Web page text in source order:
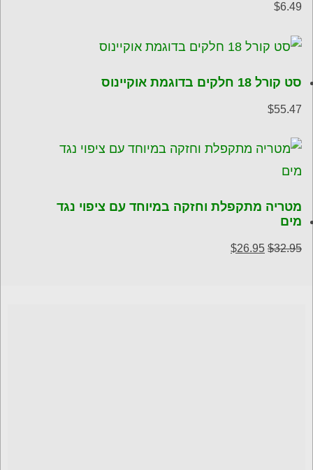
$6.49
סט קורל 18 חלקים בדוגמת אוקיינוס
$55.47
מטריה מתקפלת וחזקה במיוחד עם ציפוי נגד
מים
$32.95
המחיר$26.95 המחיר